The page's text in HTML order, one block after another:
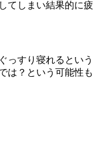
てしまい結果的に疲
っすり寝れるという
は？という可能性も